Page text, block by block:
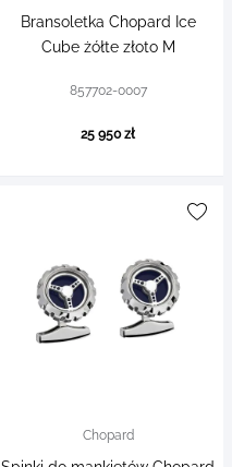
Bransoletka Chopard Ice
Cube żółte złoto M
857702-0007
25 950 zł
Chopard